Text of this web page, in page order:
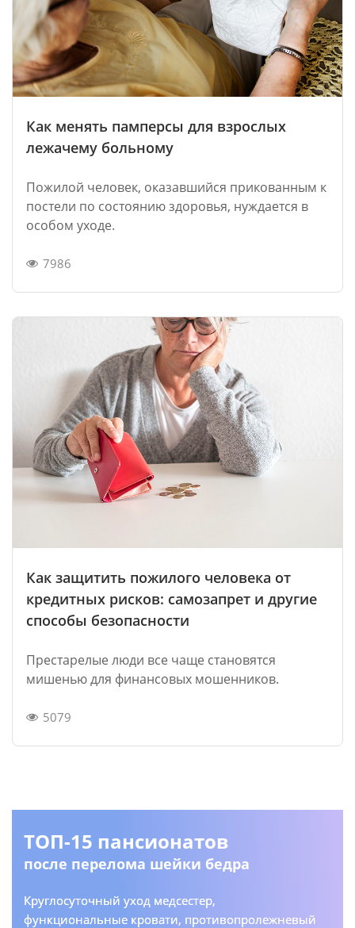
ТОП-15 пансионатов
после перелома шейки бедра
Круглосуточный уход медсестер,
функциональные кровати, противопролежневый
Как менять памперсы для взрослых
лежачему больному
Пожилой человек, оказавшийся прикованным к
постели по состоянию здоровья, нуждается в
особом уходе.
7986
Как защитить пожилого человека от
кредитных рисков: самозапрет и другие
способы безопасности
Престарелые люди все чаще становятся
мишенью для финансовых мошенников.
5079